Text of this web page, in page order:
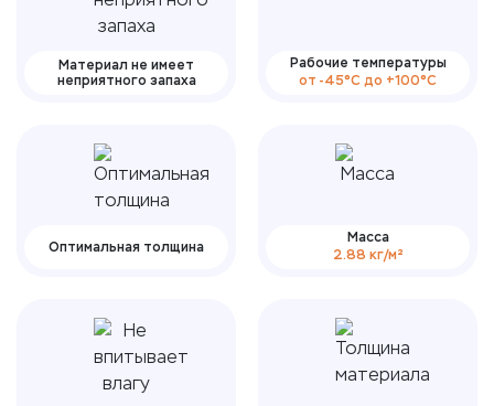
Материал не имеет
неприятного запаха
Рабочие температуры
от -45°С до +100°С
Оптимальная толщина
Масса
2.88 кг/м²